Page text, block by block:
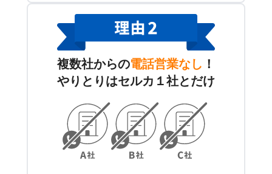
複数社からの電話営業なし ！
やりとりはセルカ１社とだけ